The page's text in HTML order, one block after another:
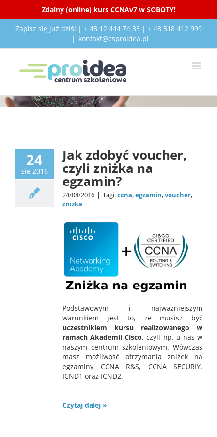
Zdalny (online) kurs CCNAv7 w SOBOTY!
Zapisz się już dziś! | + 48 12 444 74 33 | + 48 518 412 999
| kontakt@csproidea.pl
24
sie 2016
Jak zdobyć voucher,
czyli zniżka na
egzamin?
24/08/2016 | Tagi:ccna,egzamin,voucher,
zniżka
Podstawowym i najważniejszym
warunkiem jest to, że musisz być
uczestnikiem kursu realizowanego w
ramach Akademii Cisco, czyli np. u nas w
naszym centrum szkoleniowym. Wówczas
masz możliwość otrzymania zniżek na
egzaminy CCNA R&S, CCNA SECURIY,
ICND1 oraz ICND2.
Czytaj dalej »